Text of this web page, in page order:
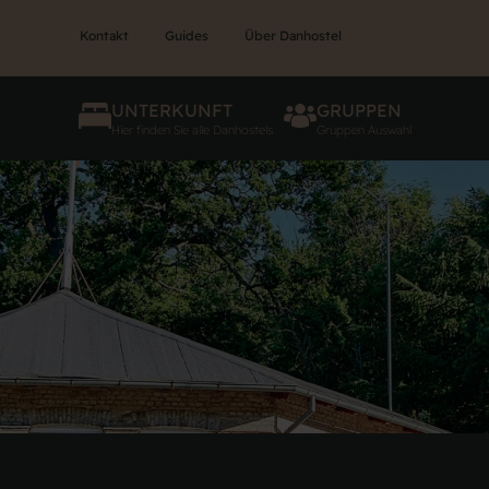
Kontakt Guides Über Danhostel
UNTERKUNFT
Hier finden Sie alle Danhostels
GRUPPEN
Gruppen Auswahl